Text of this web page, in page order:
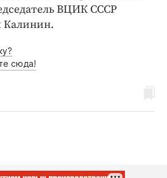
ВЦИК СССР
Калинин.
сюда!